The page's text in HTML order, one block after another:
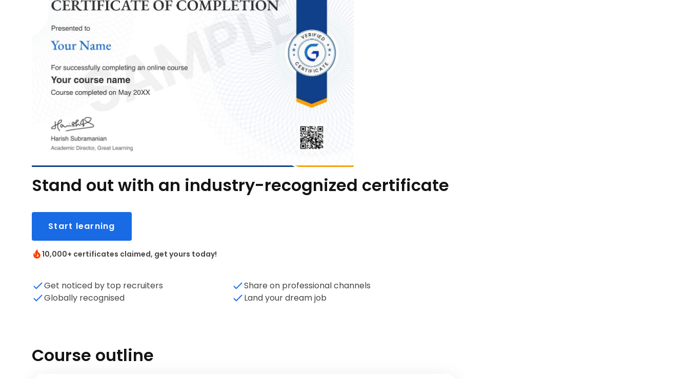
Stand out with an industry-recognized certificate
Start learning
10,000+ certificates claimed, get yours today!
Get noticed by top recruiters
Share on professional channels
Globally recognised
Land your dream job
Course outline